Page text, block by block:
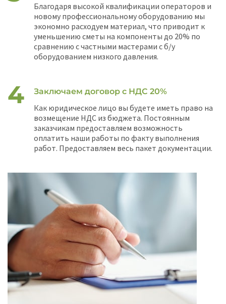
Благодаря высокой квалификации операторов и
новому профессиональному оборудованию мы
экономно расходуем материал, что приводит к
уменьшению сметы на компоненты до 20% по
сравнению с частными мастерами с б/у
оборудованием низкого давления.
Заключаем договор с НДС 20%
Как юридическое лицо вы будете иметь право на
возмещение НДС из бюджета. Постоянным
заказчикам предоставляем возможность
оплатить наши работы по факту выполнения
работ. Предоставляем весь пакет документации.